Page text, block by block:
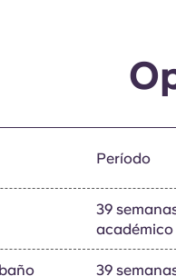
Período
39
académico
39